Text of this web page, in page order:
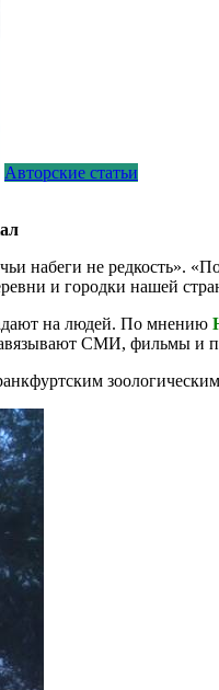
Авторские статьи
набеги не редкость».
и городки нашей
на людей. По мнению
СМИ, фильмы и